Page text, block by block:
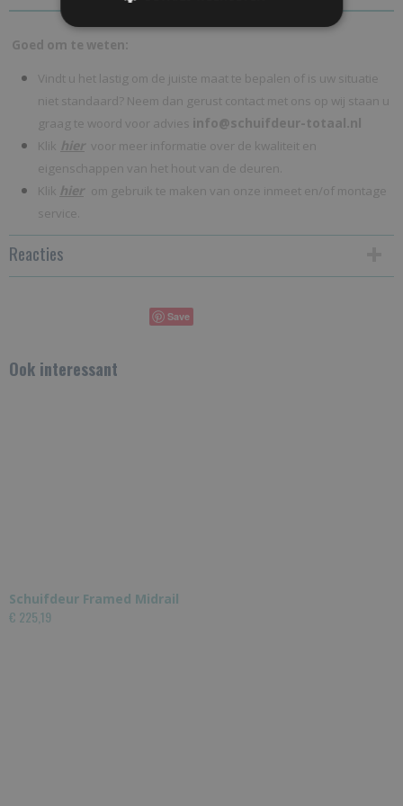
Goed om te weten:
Vindt u het lastig om de juiste maat te bepalen of is uw situatie
niet standaard? Neem dan gerust contact met ons op wij staan u
graag te woord voor advies info@schuifdeur-totaal.nl
Klik hier voor meer informatie over de kwaliteit en
eigenschappen van het hout van de deuren.
Klik hier om gebruik te maken van onze inmeet en/of montage
service.
Reacties
Save
Ook interessant
Schuifdeur Framed Midrail
€ 225,19